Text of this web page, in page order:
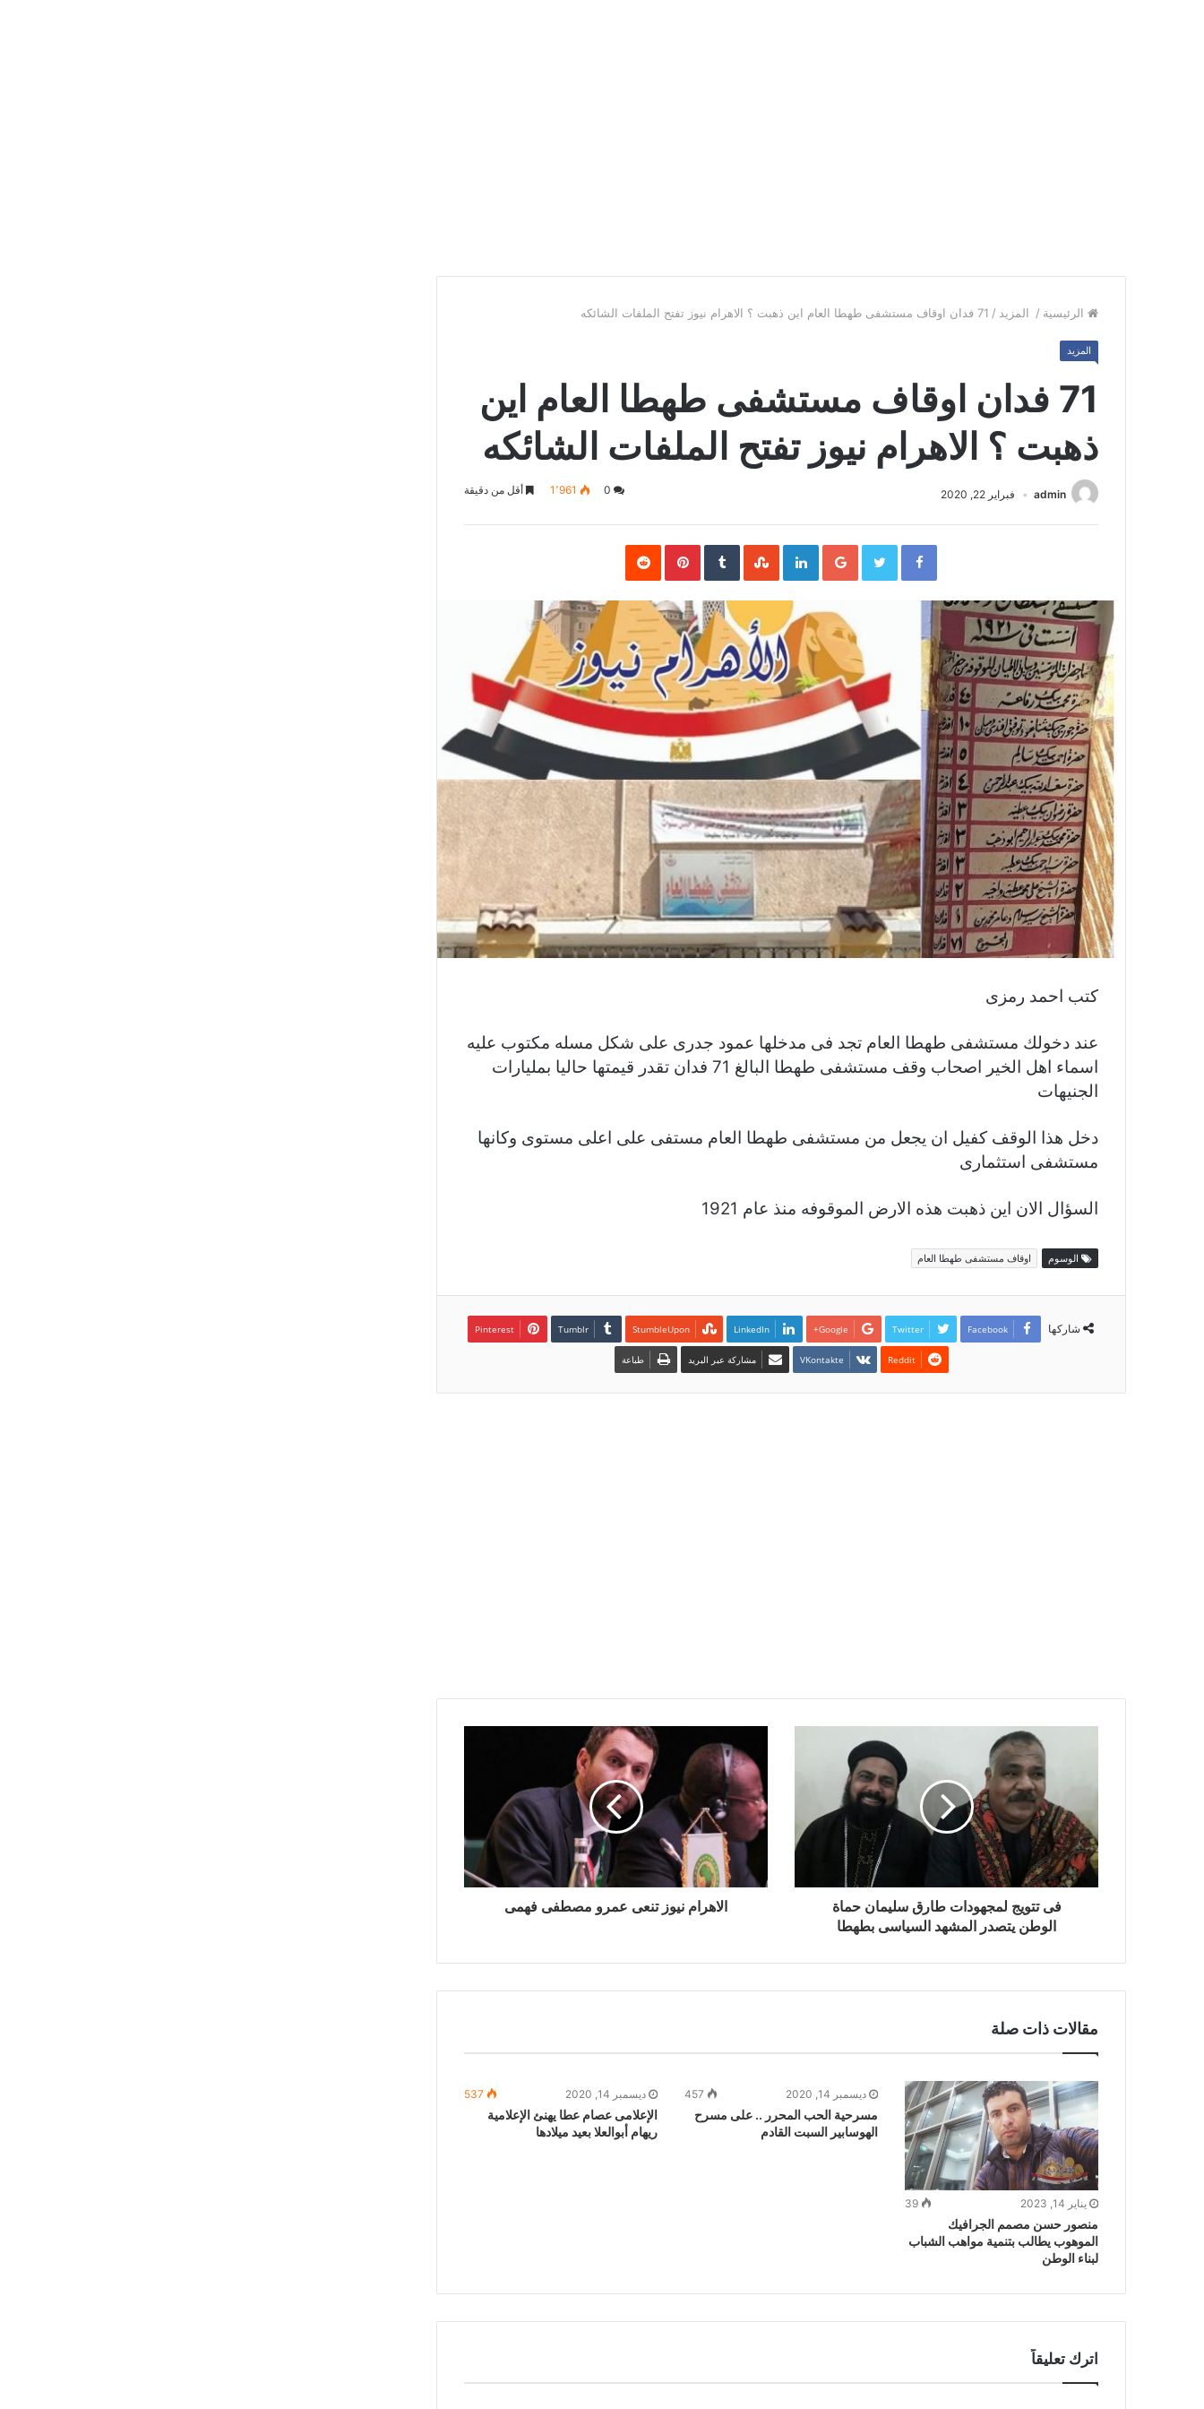
الرئيسية / المزيد / 71 فدان اوقاف مستشفى طهطا العام اين ذهبت ؟ الاهرام نيوز تفتح الملفات الشائكه
المزيد
71 فدان اوقاف مستشفى طهطا العام اين
ذهبت ؟ الاهرام نيوز تفتح الملفات الشائكه
admin فبراير 22, 2020 1٬961 أقل من دقيقة
Facebook
Twitter
Google+
LinkedIn
Pinterest
كتب احمد رمزى
عند دخولك مستشفى طهطا العام تجد فى مدخلها عمود جدرى على شكل مسله مكتوب عليه
اسماء اهل الخير اصحاب وقف مستشفى طهطا البالغ 71 فدان تقدر قيمتها حاليا بمليارات
الجنيهات
دخل هذا الوقف كفيل ان يجعل من مستشفى طهطا العام مستفى على اعلى مستوى وكانها
مستشفى استثمارى
السؤال الان اين ذهبت هذه الارض الموقوفه منذ عام 1921
الوسوم اوقاف مستشفى طهطا العام
شاركها Facebook
Twitter
Google+
LinkedIn
‏StumbleUpon
‏Tumblr
Pinterest
‏Reddit مشاركة عبر البريد طباعة
فى تتويج لمجهودات طارق سليمان حماة
الوطن يتصدر المشهد السياسى بطهطا
الاهرام نيوز تنعى عمرو مصطفى فهمى
مقالات ذات صلة
يناير 14, 2023 39
منصور حسن مصمم الجرافيك
الموهوب يطالب بتنمية مواهب الشباب
لبناء الوطن
ديسمبر 14, 2020 457
مسرحية الحب المحرر .. على مسرح
الهوسابير السبت القادم
ديسمبر 14, 2020 537
الإعلامى عصام عطا يهنئ الإعلامية
ريهام أبوالعلا بعيد ميلادها
اترك تعليقاً